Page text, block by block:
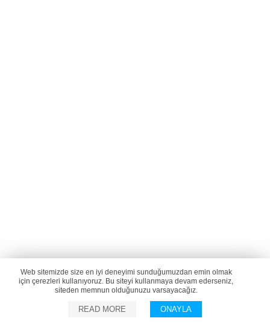
Web sitemizde size en iyi deneyimi sunduğumuzdan emin olmak
için çerezleri kullanıyoruz. Bu siteyi kullanmaya devam ederseniz,
siteden memnun olduğunuzu varsayacağız.
READ MORE ONAYLA